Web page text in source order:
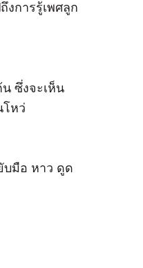
งการรู้เพศลูก
ซึ่งจะเห็น
หว่
บมือ หาว ดูด